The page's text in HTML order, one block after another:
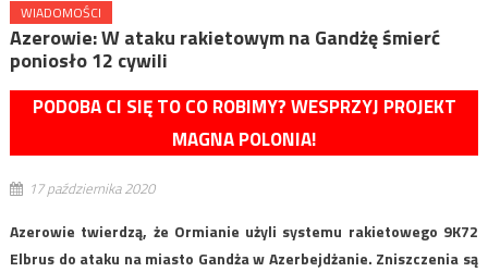
WIADOMOŚCI
Azerowie: W ataku rakietowym na Gandżę śmierć
poniosło 12 cywili
PODOBA CI SIĘ TO CO ROBIMY? WESPRZYJ PROJEKT
MAGNA POLONIA!
17 października 2020
Azerowie twierdzą, że Ormianie użyli systemu rakietowego 9K72
Elbrus do ataku na miasto Gandża w Azerbejdżanie. Zniszczenia są